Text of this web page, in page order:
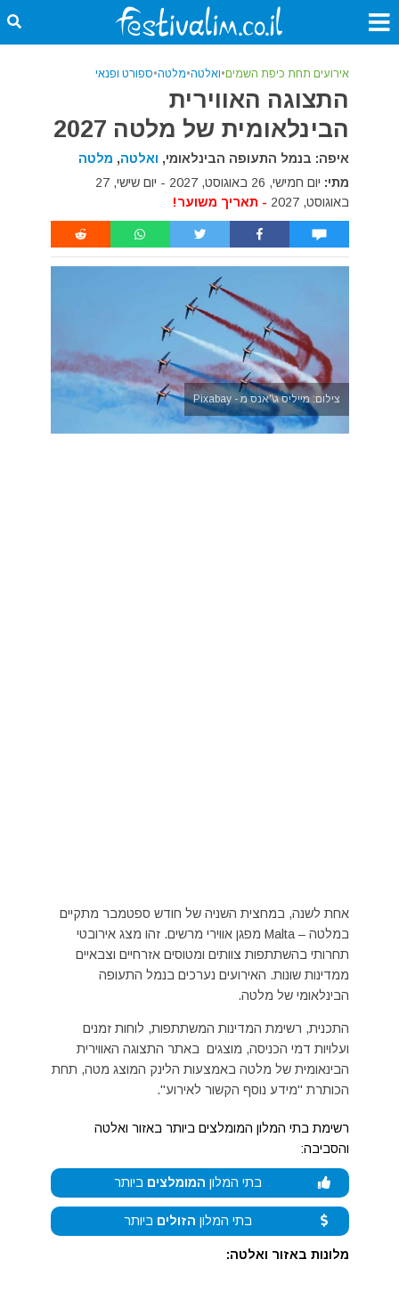
אירועים תחת כיפת השמים•ואלטה•מלטה•ספורט ופנאי
התצוגה האווירית
הבינלאומית של מלטה 2027
איפה: בנמל התעופה הבינלאומי, ואלטה, מלטה
מתי:
יום חמישי, 26 באוגוסט, 2027 - יום שישי, 27
באוגוסט, 2027
- תאריך משוער!
צילום: מייליס ג\'אנס מ - Pixabay
אחת לשנה, במחצית השניה של חודש ספטמבר מתקיים
במלטה – Malta מפגן אווירי מרשים. זהו מצג אירובטי
תחרותי בהשתתפות צוותים ומטוסים אזרחיים וצבאיים
ממדינות שונות. האירועים נערכים בנמל התעופה
הבינלאומי של מלטה.
התכנית, רשימת המדינות המשתתפות, לוחות זמנים
ועלויות דמי הכניסה, מוצגים באתר התצוגה האווירית
הבינאומית של מלטה באמצעות הלינק המוצג מטה, תחת
הכותרת "מידע נוסף הקשור לאירוע".
רשימת בתי המלון המומלצים ביותר באזור ואלטה
והסביבה:
בתי המלון המומלצים ביותר
בתי המלון הזולים ביותר
מלונות באזור ואלטה: